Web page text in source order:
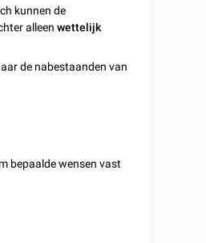
kunnen de
alleenwettelijk
de nabestaanden van
bepaalde wensen vast